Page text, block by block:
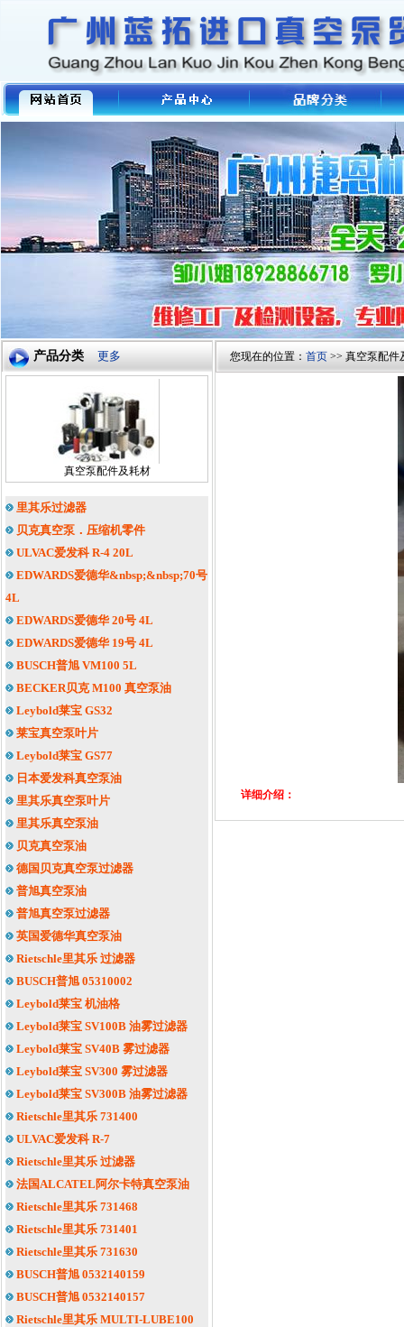
产品分类 更多
真空泵配件及耗材
里其乐过滤器
贝克真空泵．压缩机零件
ULVAC爱发科 R-4 20L
EDWARDS爱德华&nbsp;&nbsp;70号
4L
EDWARDS爱德华 20号 4L
EDWARDS爱德华 19号 4L
BUSCH普旭 VM100 5L
BECKER贝克 M100 真空泵油
Leybold莱宝 GS32
莱宝真空泵叶片
Leybold莱宝 GS77
日本爱发科真空泵油
里其乐真空泵叶片
里其乐真空泵油
贝克真空泵油
德国贝克真空泵过滤器
普旭真空泵油
普旭真空泵过滤器
英国爱德华真空泵油
Rietschle里其乐 过滤器
BUSCH普旭 05310002
Leybold莱宝 机油格
Leybold莱宝 SV100B 油雾过滤器
Leybold莱宝 SV40B 雾过滤器
Leybold莱宝 SV300 雾过滤器
Leybold莱宝 SV300B 油雾过滤器
Rietschle里其乐 731400
ULVAC爱发科 R-7
Rietschle里其乐 过滤器
法国ALCATEL阿尔卡特真空泵油
Rietschle里其乐 731468
Rietschle里其乐 731401
Rietschle里其乐 731630
BUSCH普旭 0532140159
BUSCH普旭 0532140157
Rietschle里其乐 MULTI-LUBE100
您现在的位置： 首页 >> 真空泵配件
详细介绍：